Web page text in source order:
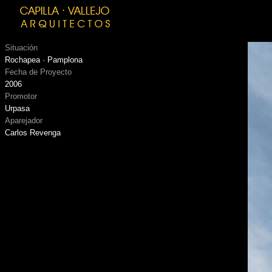
Situación
Rochapea · Pamplona
Fecha de Proyecto
2006
Promotor
Urpasa
Aparejador
Carlos Revenga